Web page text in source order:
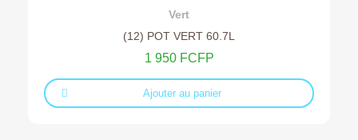
Ajouter au devis
Vert
(12) POT VERT 60.7L
1 950 FCFP
Ajouter au panier